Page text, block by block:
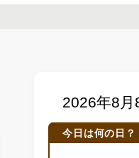
今日は何の日？